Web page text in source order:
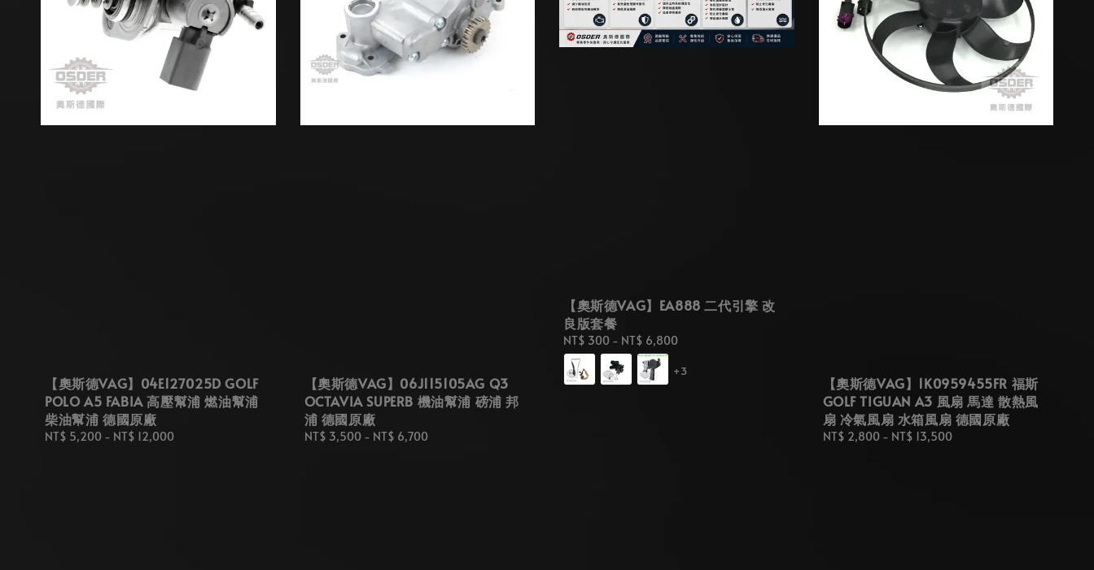
【奧斯德VAG】04E127025D GOLF
POLO A5 FABIA 高壓幫浦 燃油幫浦
柴油幫浦 德國原廠
Regular
NT$ 5,200 - NT$ 12,000
【奧斯德VAG】06J115105AG Q3
OCTAVIA SUPERB 機油幫浦 磅浦 邦
浦 德國原廠
Regular
NT$ 3,500- NT$ 6,700
【奧斯德VAG】EA888 二代引擎 改
良版套餐
Regular
price
NT$ 300 - NT$ 6,800
+3
【奧斯德VAG】1K0959455FR 福斯
GOLF TIGUAN A3 風扇 馬達 散熱風
扇 冷氣風扇 水箱風扇 德國原廠
Regular
NT$ 2,800- NT$ 13,500